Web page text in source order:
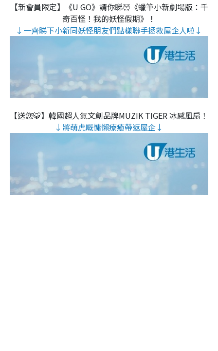
【新會員限定】《U GO》請你睇👹《蠟筆小新劇場版：千
奇百怪！我的妖怪假期》！
↓一齊睇下小新同妖怪朋友們點樣聯手拯救屋企人啦↓
【送您🐯】韓國超人氣文創品牌MUZIK TIGER 冰感風扇！
↓將萌虎嘅慵懶療癒帶返屋企↓